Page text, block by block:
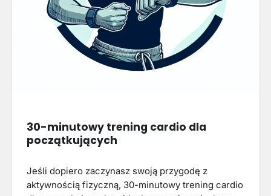
30-minutowy trening cardio dla
początkujących
Jeśli dopiero zaczynasz swoją przygodę z
aktywnością fizyczną, 30-minutowy trening cardio